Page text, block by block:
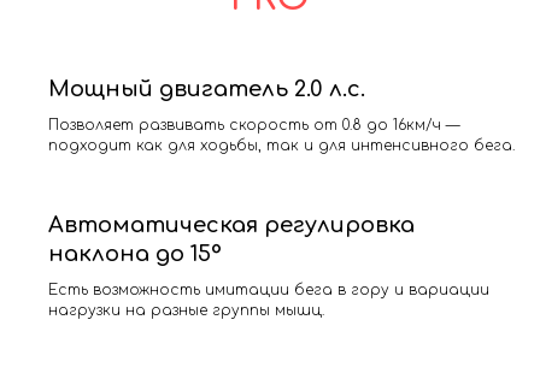
Мощный двигатель 2.0 л.с.
Позволяет развивать скорость от 0.8 до 16км/ч —
подходит как для ходьбы, так и для интенсивного бега.
Автоматическая регулировка
наклона до 15°
Есть возможность имитации бега в гору и вариации
нагрузки на разные группы мышц.